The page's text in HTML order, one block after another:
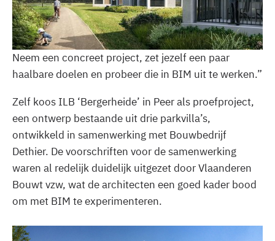
binnen het bureau is architect Meindert Leenders,
volgens wie elke architect ondertussen met BIM
bezig zou moeten zijn: “Dat hoeft niets groots te zijn.
Neem een concreet project, zet jezelf een paar
haalbare doelen en probeer die in BIM uit te werken.”
Zelf koos ILB ‘Bergerheide’ in Peer als proefproject,
een ontwerp bestaande uit drie parkvilla’s,
ontwikkeld in samenwerking met Bouwbedrijf
Dethier. De voorschriften voor de samenwerking
waren al redelijk duidelijk uitgezet door Vlaanderen
Bouwt vzw, wat de architecten een goed kader bood
om met BIM te experimenteren.